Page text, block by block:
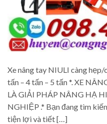
Xe nâng tay NIULI càng
tấn – 4 tấn – 5 tấn *. XE
LÀ GIẢI PHÁP NÂNG HẠ
NGHIỆP .* Bạn đang tìm
tiện lợi và tiết […]